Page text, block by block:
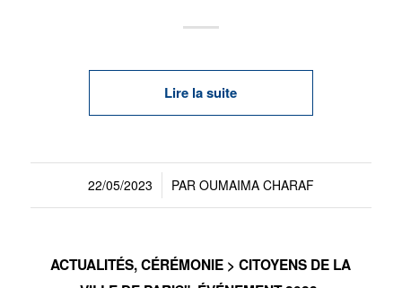
Lire la suite
22/05/2023
/ PAR OUMAIMA CHARAF
ACTUALITÉS,CÉRÉMONIE > CITOYENS DE LA